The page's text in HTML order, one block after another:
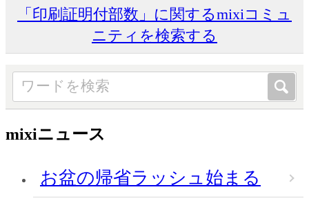
「印刷証明付部数」に関するmixiコミュ
ニティを検索する
mixiニュース
お盆の帰省ラッシュ始まる